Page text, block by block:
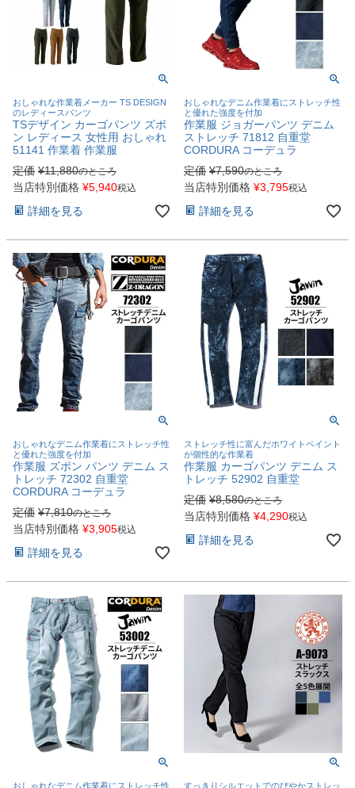
おしゃれな作業着メーカー TS DESIGN
のレディースパンツ
TSデザイン カーゴパンツ ズボ
ン レディース 女性用 おしゃれ
51141 作業着 作業服
定価 ¥11,880のところ
当店特別価格 ¥5,940税込
詳細を見る
おしゃれなデニム作業着にストレッチ性
と優れた強度を付加
作業服 ジョガーパンツ デニム
ストレッチ 71812 自重堂
CORDURA コーデュラ
定価 ¥7,590のところ
当店特別価格 ¥3,795税込
詳細を見る
おしゃれなデニム作業着にストレッチ性
と優れた強度を付加
作業服 ズボン パンツ デニム ス
トレッチ 72302 自重堂
CORDURA コーデュラ
定価 ¥7,810のところ
当店特別価格 ¥3,905税込
詳細を見る
ストレッチ性に富んだホワイトペイント
が個性的な作業着
作業服 カーゴパンツ デニム ス
トレッチ 52902 自重堂
定価 ¥8,580のところ
当店特別価格 ¥4,290税込
詳細を見る
おしゃれなデニム作業着にストレッチ性 すっきりシルエットでのびやかストレッ